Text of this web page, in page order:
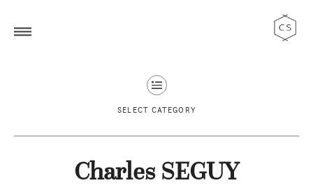
SELECT CATEGORY
Charles SEGUY